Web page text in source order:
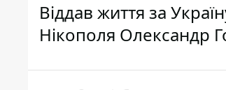
Віддав життя за
Нікополя Олександр